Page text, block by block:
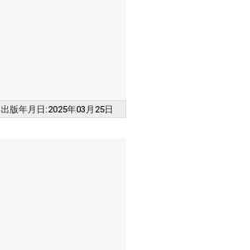
出版年月日:2025年03月25日